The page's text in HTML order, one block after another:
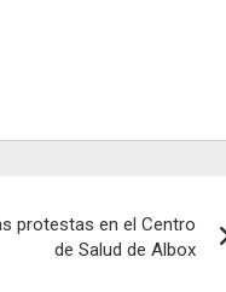
protestas en el Centro
de Salud de Albox